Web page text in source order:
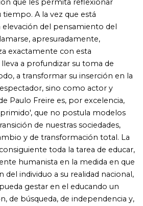
de independencia y,